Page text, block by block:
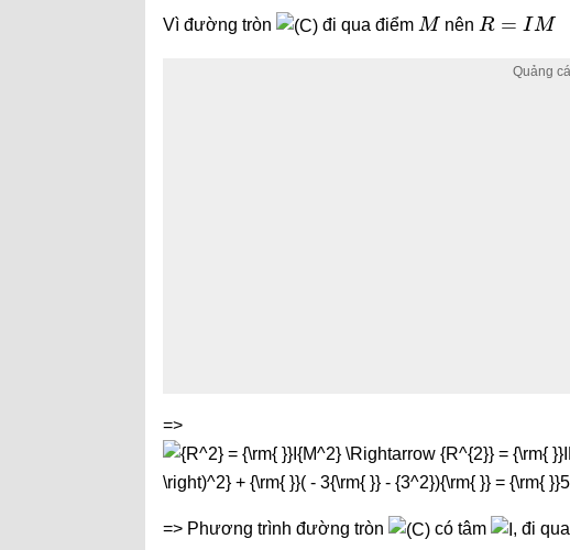
Vì đường tròn đi qua điểm
M
nên
R M
=>
=> Phương trình đường tròn có tâm , đi qua